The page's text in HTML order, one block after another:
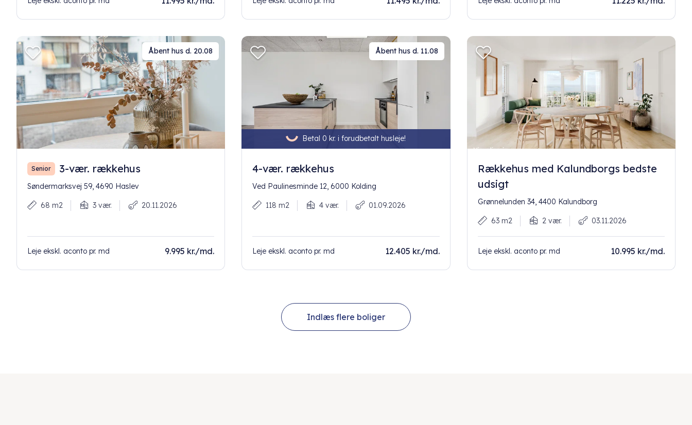
Åbent hus d. 20.08
Senior 3-vær. rækkehus
Søndermarksvej 59, 4690 Haslev
68 m2 3 vær. 20.11.2026
Leje ekskl. aconto pr. md 9.995 kr./md.
Betal 0 kr. i forudbetalt husleje!
Åbent hus d. 11.08
4-vær. rækkehus
Ved Paulinesminde 12, 6000 Kolding
118 m2 4 vær. 01.09.2026
Leje ekskl. aconto pr. md 12.405 kr./md.
Rækkehus med Kalundborgs bedste
udsigt
Grønnelunden 34, 4400 Kalundborg
63 m2 2 vær. 03.11.2026
Leje ekskl. aconto pr. md 10.995 kr./md.
Indlæs flere boliger